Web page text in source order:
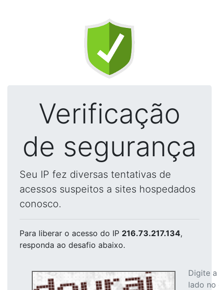
Verificação
de segurança
Seu IP fez diversas tentativas de
acessos suspeitos a sites hospedados
conosco.
Para liberar o acesso do IP 216.73.217.134,
responda ao desafio abaixo.
Digite
lado no